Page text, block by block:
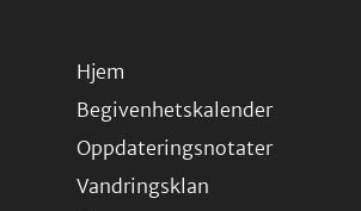
Hjem
Begivenhetskalender
Oppdateringsnotater
Vandringsklan